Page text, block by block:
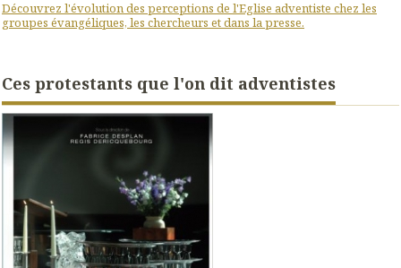
Découvrez l'évolution des perceptions de l'Eglise adventiste chez les
groupes évangéliques, les chercheurs et dans la presse.
Ces protestants que l'on dit adventistes